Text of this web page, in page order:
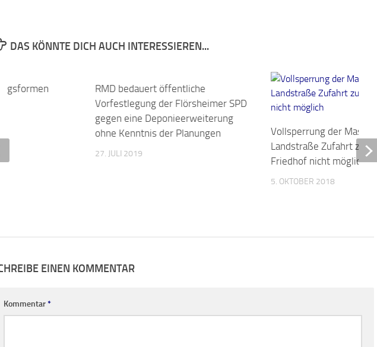
DAS KÖNNTE DICH AUCH INTERESSIEREN...
RMD bedauert öffentliche
Vorfestlegung der Flörsheimer SPD
gegen eine Deponieerweiterung
ohne Kenntnis der Planungen
27. JULI 2019
Vollsperrung der
Landstraße Zufahrt zum
Friedhof nicht möglich
5. OKTOBER 2018
EINEN KOMMENTAR
Kommentar*